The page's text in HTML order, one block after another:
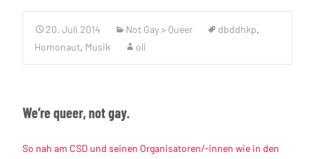
20. Juli 2014 Not Gay > Queer dbddhkp,
Homonaut, Musik oli
We’re queer, not gay.
So nah am CSD und seinen Organisatoren/-innen wie in den